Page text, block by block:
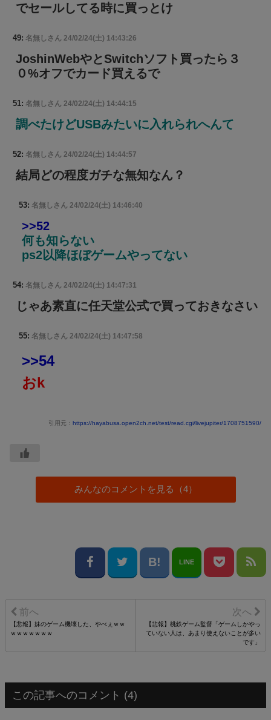
でセールしてる時に買っとけ
49: 名無しさん 24/02/24(土) 14:43:26
JoshinWebやとSwitchソフト買ったら３
０%オフでカード買えるで
51: 名無しさん 24/02/24(土) 14:44:15
調べたけどUSBみたいに入れられへんて
52: 名無しさん 24/02/24(土) 14:44:57
結局どの程度ガチな無知なん？
53: 名無しさん 24/02/24(土) 14:46:40
>>52
何も知らない
ps2以降ほぼゲームやってない
54: 名無しさん 24/02/24(土) 14:47:31
じゃあ素直に任天堂公式で買っておきなさい
55: 名無しさん 24/02/24(土) 14:47:58
>>54
おk
引用元： https://hayabusa.open2ch.net/test/read.cgi/livejupiter/1708751590/
みんなのコメントを見る（4）
LINE
【悲報】妹のゲーム機壊した、やべぇｗｗ
ｗｗｗｗｗｗｗ
【悲報】桃鉄ゲーム監督「ゲームしかやっ
ていない人は、あまり使えないことが多い
です」
この記事へのコメント (4)